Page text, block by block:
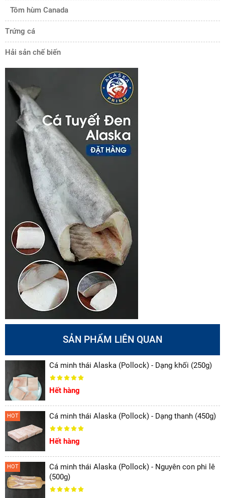
Tôm hùm Canada
Trứng cá
Hải sản chế biến
SẢN PHẨM LIÊN QUAN
Cá minh thái Alaska (Pollock) - Dạng khối (250g)
Hết hàng
HOT Cá minh thái Alaska (Pollock) - Dạng thanh (450g)
Hết hàng
HOT
Cá minh thái Alaska (Pollock) - Nguyên con phi lê
(500g)